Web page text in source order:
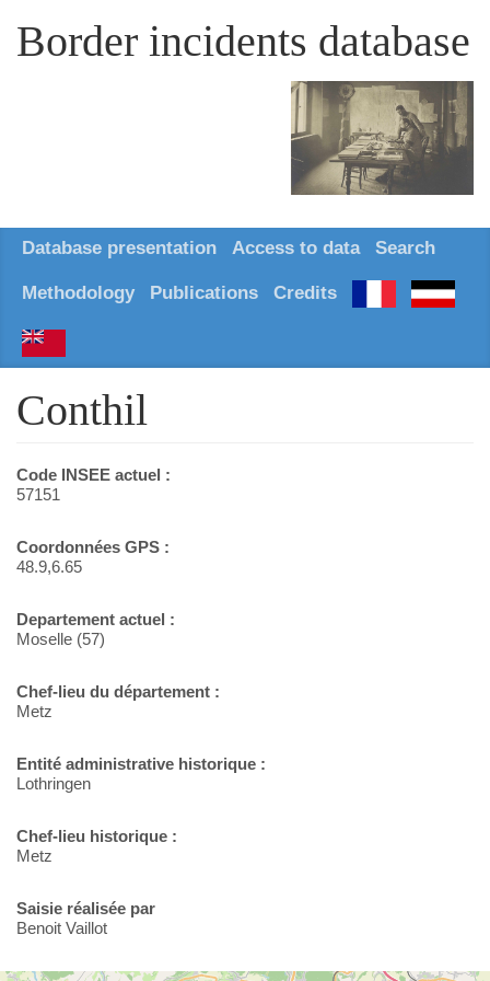
Border incidents database
Database presentation Access to data Search
Methodology Publications Credits
Conthil
Code INSEE actuel :
57151
Coordonnées GPS :
48.9,6.65
Departement actuel :
Moselle (57)
Chef-lieu du département :
Metz
Entité administrative historique :
Lothringen
Chef-lieu historique :
Metz
Saisie réalisée par
Benoit Vaillot